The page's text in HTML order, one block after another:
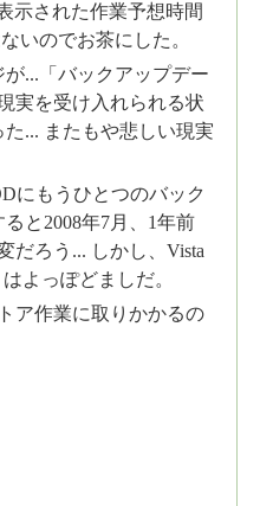
示された作業予想時間
いのでお茶にした。
...「バックアップデー
実を受け入れられる状
... またもや悲しい現実
にもうひとつのバック
と2008年7月、1年前
だろう... しかし、Vista
よっぽどましだ。
ア作業に取りかかるの